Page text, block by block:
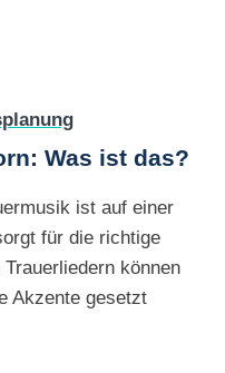
Was ist das?
ist auf einer
für die richtige
können
Akzente gesetzt